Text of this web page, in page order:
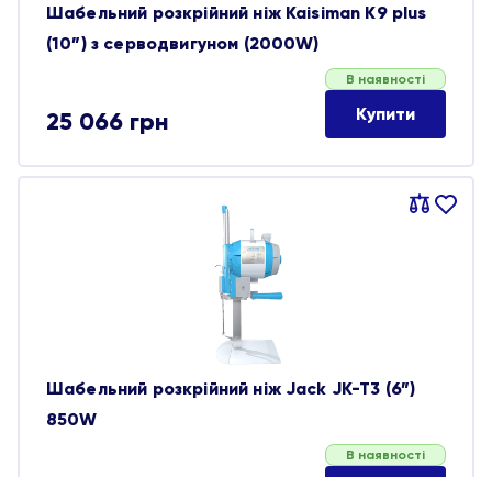
Шабельний розкрійний ніж Kaisiman K9 plus
(10”) з серводвигуном (2000W)
25 066 грн
В наявності
Купити
Порівняти
В
Шабельний розкрійний ніж Jack JK-T3 (6”)
850W
В наявності